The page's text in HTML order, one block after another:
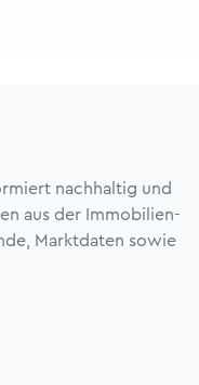
nachhaltig und
aus der Immobilien-
Marktdaten sowie